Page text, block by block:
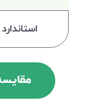
استاندارد